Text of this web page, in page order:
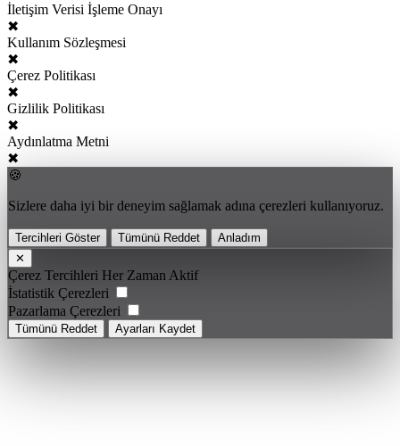
İletişim Verisi İşleme Onayı
✖
Kullanım Sözleşmesi
✖
Çerez Politikası
✖
Gizlilik Politikası
✖
Aydınlatma Metni
✖
🍪
Sizlere daha iyi bir deneyim sağlamak adına çerezleri kullanıyoruz.
Tercihleri Göster Tümünü Reddet
Anladım
✕
Çerez Tercihleri Her Zaman Aktif
İstatistik Çerezleri
Pazarlama Çerezleri
Tümünü Reddet Ayarları Kaydet